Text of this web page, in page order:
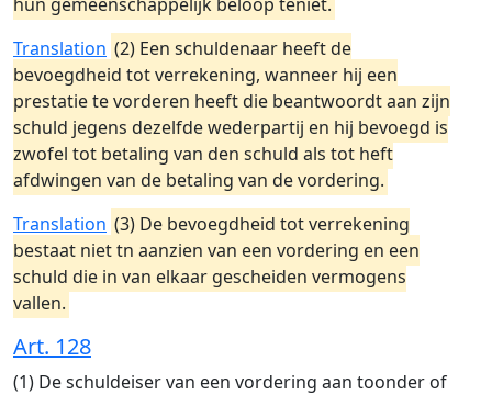
Translation (2) Een schuldenaar heeft de
bevoegdheid tot verrekening, wanneer hij een
prestatie te vorderen heeft die beantwoordt aan zijn
schuld jegens dezelfde wederpartij en hij bevoegd is
zwofel tot betaling van den schuld als tot heft
afdwingen van de betaling van de vordering.
Translation (3) De bevoegdheid tot verrekening
bestaat niet tn aanzien van een vordering en een
schuld die in van elkaar gescheiden vermogens
vallen.
Art. 128
(1) De schuldeiser van een vordering aan toonder of